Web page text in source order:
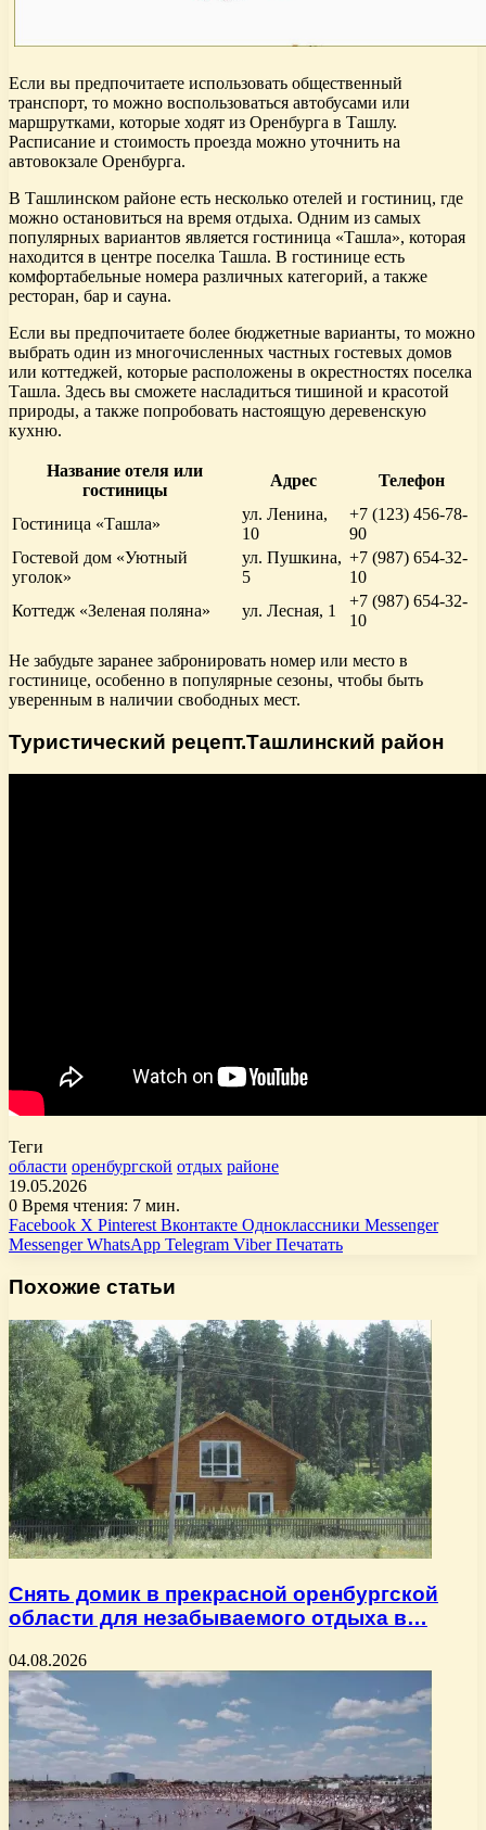
Если вы предпочитаете использовать общественный
транспорт, то можно воспользоваться автобусами или
маршрутками, которые ходят из Оренбурга в Ташлу.
Расписание и стоимость проезда можно уточнить на
автовокзале Оренбурга.
В Ташлинском районе есть несколько отелей и гостиниц, где
можно остановиться на время отдыха. Одним из самых
популярных вариантов является гостиница «Ташла», которая
находится в центре поселка Ташла. В гостинице есть
комфортабельные номера различных категорий, а также
ресторан, бар и сауна.
Если вы предпочитаете более бюджетные варианты, то можно
выбрать один из многочисленных частных гостевых домов
или коттеджей, которые расположены в окрестностях поселка
Ташла. Здесь вы сможете насладиться тишиной и красотой
природы, а также попробовать настоящую деревенскую
кухню.
Название отеля или
гостиницы
Адрес Телефон
Гостиница «Ташла»
ул. Ленина,
10
+7 (123) 456-78-
90
Гостевой дом «Уютный
уголок»
ул. Пушкина,
5
+7 (987) 654-32-
10
Коттедж «Зеленая поляна»
ул. Лесная, 1
+7 (987) 654-32-
10
Не забудьте заранее забронировать номер или место в
гостинице, особенно в популярные сезоны, чтобы быть
уверенным в наличии свободных мест.
Туристический рецепт.Ташлинский район
Теги
области оренбургской отдых районе
19.05.2026
0 Время чтения: 7 мин.
Facebook X Pinterest Вконтакте Одноклассники Messenger
Messenger WhatsApp Telegram Viber Печатать
Похожие статьи
Снять домик в прекрасной оренбургской
области для незабываемого отдыха в…
04.08.2026